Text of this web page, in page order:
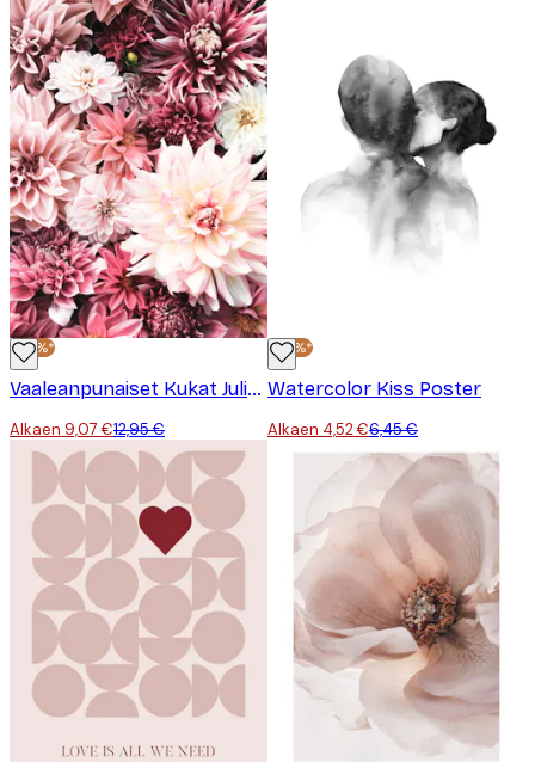
-30%*
Vaaleanpunaiset Kukat Juliste
Alkaen 9,07 €12,95 €
-30%*
Watercolor Kiss Poster
Alkaen 4,52 €6,45 €